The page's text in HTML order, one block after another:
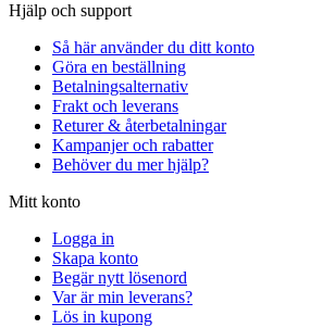
Hjälp och support
Så här använder du ditt konto
Göra en beställning
Betalningsalternativ
Frakt och leverans
Returer & återbetalningar
Kampanjer och rabatter
Behöver du mer hjälp?
Mitt konto
Logga in
Skapa konto
Begär nytt lösenord
Var är min leverans?
Lös in kupong